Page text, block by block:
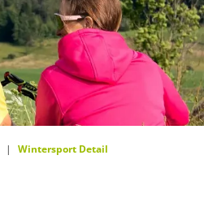
Wintersport Detail